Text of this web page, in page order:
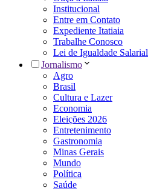
Institucional
Entre em Contato
Expediente Itatiaia
Trabalhe Conosco
Lei de Igualdade Salarial
Jornalismo
Agro
Brasil
Cultura e Lazer
Economia
Eleições 2026
Entretenimento
Gastronomia
Minas Gerais
Mundo
Política
Saúde